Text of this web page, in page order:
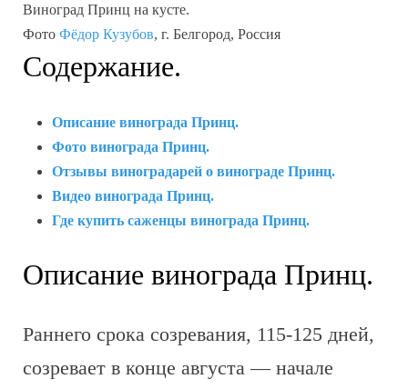
Виноград Принц на кусте.
Фото Фёдор Кузубов, г. Белгород, Россия
Содержание.
Описание винограда Принц.
Фото винограда Принц.
Отзывы виноградарей о винограде Принц.
Видео винограда Принц.
Где купить саженцы винограда Принц.
Описание винограда Принц.
Раннего срока созревания, 115-125 дней,
созревает в конце августа — начале